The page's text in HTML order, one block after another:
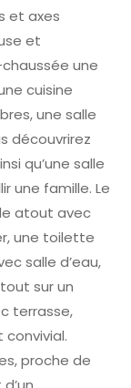
et axes
et
une
cuisine
une salle
découvrirez
qu’une salle
une famille. Le
atout avec
une toilette
salle d’eau,
sur un
terrasse,
proche de